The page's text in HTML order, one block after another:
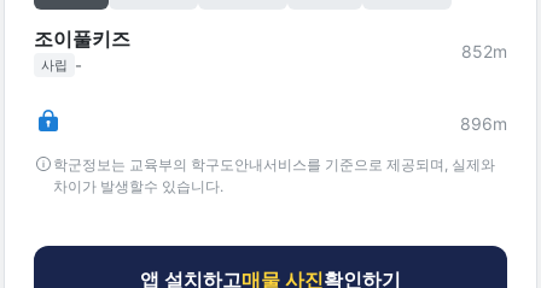
조이풀키즈
사립 -
852m
896m
학군정보는 교육부의 학구도안내서비스를 기준으로 제공되며, 실제와
차이가 발생할수 있습니다.
앱 설치하고매물 사진확인하기